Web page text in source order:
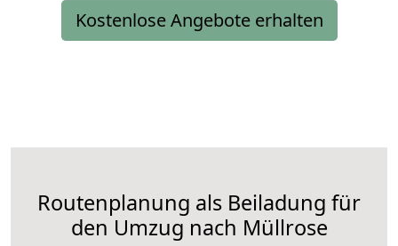
Kostenlose Angebote erhalten
Routenplanung als Beiladung für
den Umzug nach Müllrose